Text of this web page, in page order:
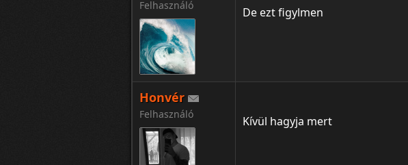
Felhasználó
De ezt figylmen
Honvér
Felhasználó
Kívül hagyja mert